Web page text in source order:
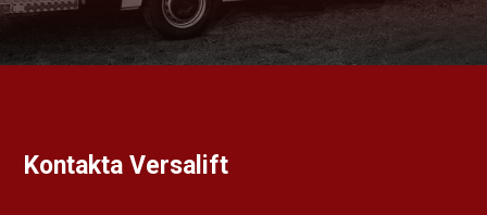
Kontakta Versalift